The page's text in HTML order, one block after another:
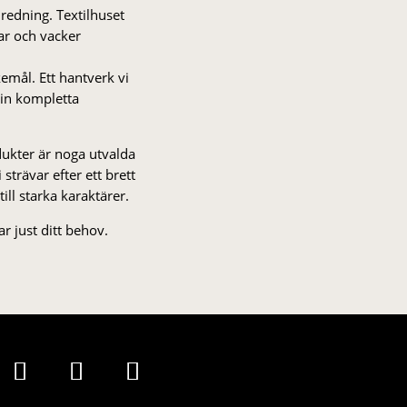
Textilhuset
och vacker
Ett hantverk vi
kompletta
är noga utvalda
strä­var efter ett brett
starka karaktärer.
just ditt behov.